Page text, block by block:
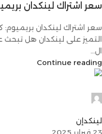
سعر اشتراك لينكدان
سعر اشتراك لينكدان
التميز على لينكدان هل
ال...
Continue reading
لينكدإن